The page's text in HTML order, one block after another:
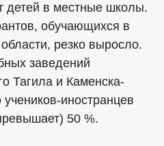
детей в местные школы.
обучающихся в
резко выросло.
заведений
Тагила и Каменска-
учеников-иностранцев
50 %.